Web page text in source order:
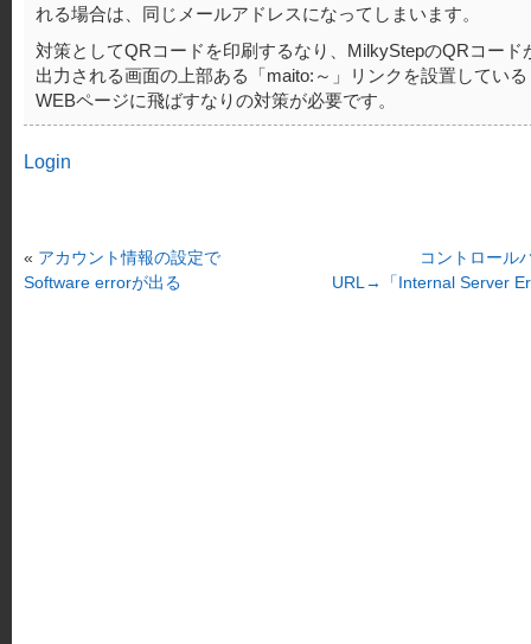
れる場合は、同じメールアドレスになってしまいます。
対策としてQRコードを印刷するなり、MilkyStepのQRコード
出力される画面の上部ある「maito:～」リンクを設置している
WEBページに飛ばすなりの対策が必要です。
Login
« アカウント情報の設定で
Software errorが出る
コントロール
URL→「Internal Server